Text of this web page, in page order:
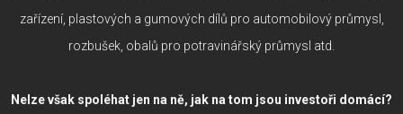
zařízení, plastových a gumových dílů pro automobilový průmysl,
rozbušek, obalů pro potravinářský průmysl atd.
Nelze však spoléhat jen na ně, jak na tom jsou investoři domácí?